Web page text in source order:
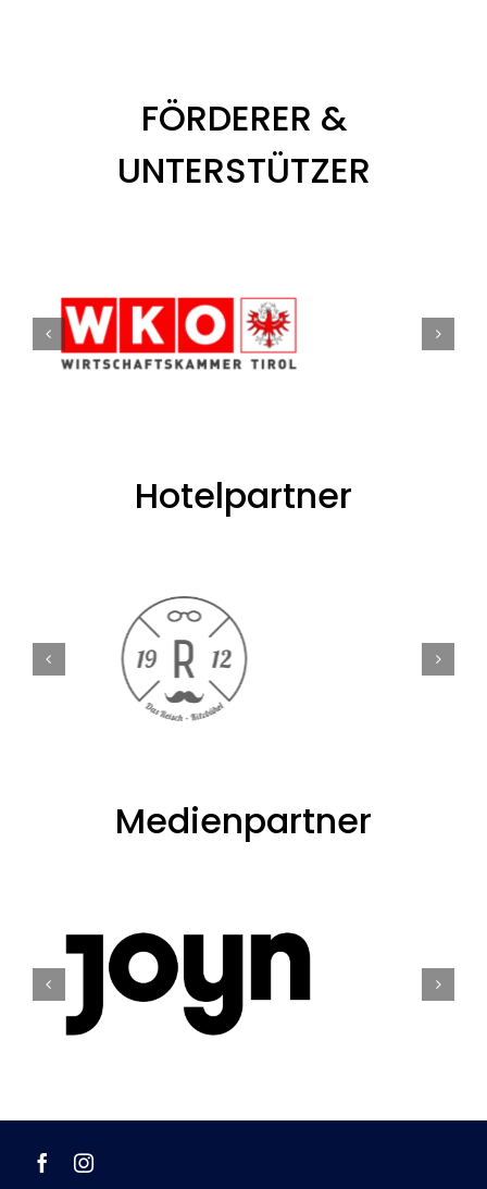
FÖRDERER &
UNTERSTÜTZER
Hotelpartner
Medienpartner